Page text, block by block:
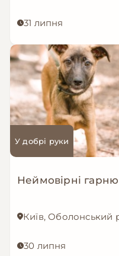
31 липня
У добрі руки
Київ, Оболонський
30 липня